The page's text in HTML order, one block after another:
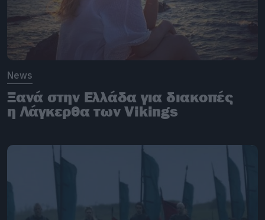
News
Ξανά στην Ελλάδα για διακοπές
η Λάγκερθα των Vikings